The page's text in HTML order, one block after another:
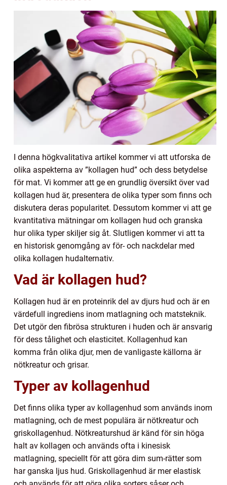
I denna högkvalitativa artikel kommer vi att utforska de
olika aspekterna av ”kollagen hud” och dess betydelse
för mat. Vi kommer att ge en grundlig översikt över vad
kollagen hud är, presentera de olika typer som finns och
diskutera deras popularitet. Dessutom kommer vi att ge
kvantitativa mätningar om kollagen hud och granska
hur olika typer skiljer sig åt. Slutligen kommer vi att ta
en historisk genomgång av för- och nackdelar med
olika kollagen hudalternativ.
Vad är kollagen hud?
Kollagen hud är en proteinrik del av djurs hud och är en
värdefull ingrediens inom matlagning och matsteknik.
Det utgör den fibrösa strukturen i huden och är ansvarig
för dess tålighet och elasticitet. Kollagenhud kan
komma från olika djur, men de vanligaste källorna är
nötkreatur och grisar.
Typer av kollagenhud
Det finns olika typer av kollagenhud som används inom
matlagning, och de mest populära är nötkreatur och
griskollagenhud. Nötkreaturshud är känd för sin höga
halt av kollagen och används ofta i kinesisk
matlagning, speciellt för att göra dim sum-rätter som
har ganska ljus hud. Griskollagenhud är mer elastisk